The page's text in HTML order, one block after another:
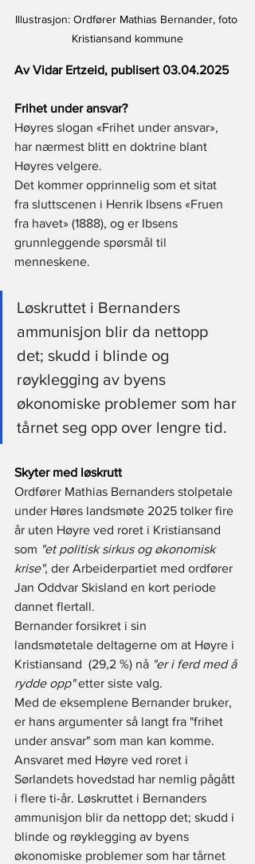
Illustrasjon: Ordfører Mathias Bernander, foto
Kristiansand kommune
Av Vidar Ertzeid, publisert 03.04.2025
Frihet under ansvar?
Høyres slogan «Frihet under ansvar»,
har nærmest blitt en doktrine blant
Høyres velgere.
Det kommer opprinnelig som et sitat
fra sluttscenen i Henrik Ibsens «Fruen
fra havet» (1888), og er Ibsens
grunnleggende spørsmål til
menneskene.
Løskruttet i Bernanders
ammunisjon blir da nettopp
det; skudd i blinde og
røyklegging av byens
økonomiske problemer som har
tårnet seg opp over lengre tid.
Skyter med løskrutt
Ordfører Mathias Bernanders stolpetale
under Høres landsmøte 2025 tolker fire
år uten Høyre ved roret i Kristiansand
som "et politisk sirkus og økonomisk
krise", der Arbeiderpartiet med ordfører
Jan Oddvar Skisland en kort periode
dannet flertall.
Bernander forsikret i sin
landsmøtetale deltagerne om at Høyre i
Kristiansand  (29,2 %) nå "er i ferd med å
rydde opp" etter siste valg.
Med de eksemplene Bernander bruker,
er hans argumenter så langt fra "frihet
under ansvar" som man kan komme.
Ansvaret med Høyre ved roret i
Sørlandets hovedstad har nemlig pågått
i flere ti-år. Løskruttet i Bernanders
ammunisjon blir da nettopp det; skudd i
blinde og røyklegging av byens
økonomiske problemer som har tårnet